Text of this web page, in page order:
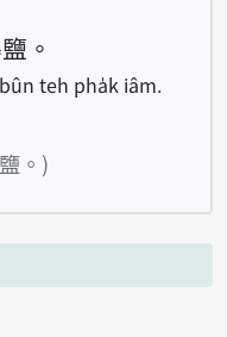
。
teh pha̍k iâm.
sóo-tsāi tsuan-
。)